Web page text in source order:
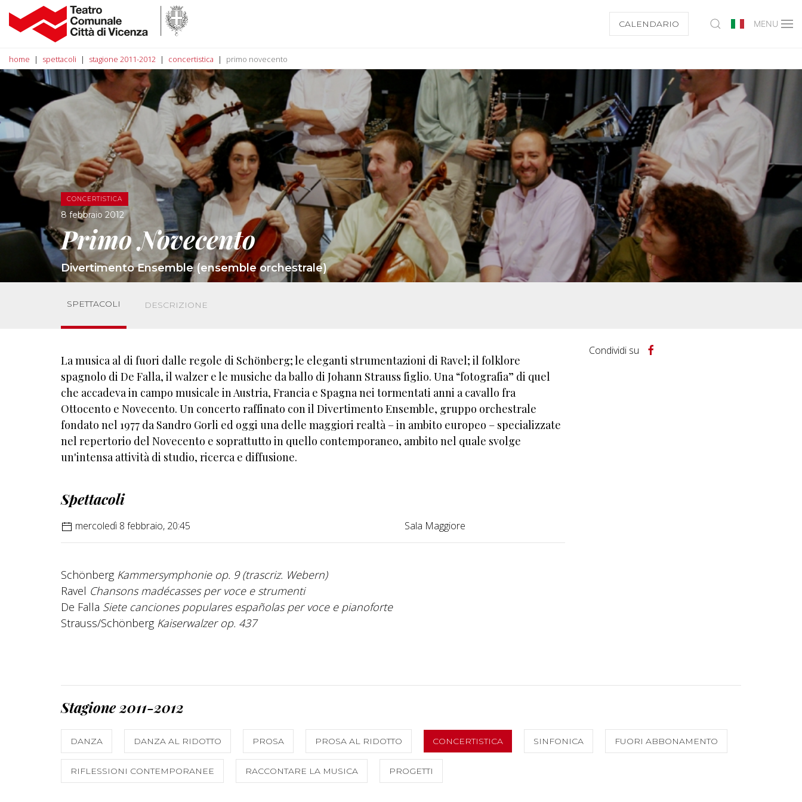
CALENDARIO MENU
home spettacoli stagione 2011-2012 concertistica primo novecento
CONCERTISTICA
8 febbraio 2012
Primo Novecento
Divertimento Ensemble (ensemble orchestrale)
SPETTACOLI DESCRIZIONE
La musica al di fuori dalle regole di Schönberg; le eleganti strumentazioni di Ravel; il folklore
spagnolo di De Falla, il walzer e le musiche da ballo di Johann Strauss figlio. Una “fotografia” di quel
che accadeva in campo musicale in Austria, Francia e Spagna nei tormentati anni a cavallo fra
Ottocento e Novecento. Un concerto raffinato con il Divertimento Ensemble, gruppo orchestrale
fondato nel 1977 da Sandro Gorli ed oggi una delle maggiori realtà – in ambito europeo – specializzate
nel repertorio del Novecento e soprattutto in quello contemporaneo, ambito nel quale svolge
un'intensa attività di studio, ricerca e diffusione.
Spettacoli
mercoledì 8 febbraio, 20:45 Sala Maggiore
Schönberg Kammersymphonie op. 9 (trascriz. Webern)
Ravel Chansons madécasses per voce e strumenti
De Falla Siete canciones populares españolas per voce e pianoforte
Strauss/Schönberg Kaiserwalzer op. 437
Condividi su
Stagione 2011-2012
DANZA DANZA AL RIDOTTO PROSA PROSA AL RIDOTTO CONCERTISTICA SINFONICA FUORI ABBONAMENTO
RIFLESSIONI CONTEMPORANEE RACCONTARE LA MUSICA PROGETTI